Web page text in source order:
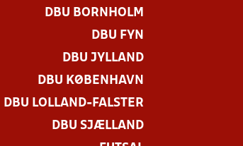
DBU BORNHOLM
DBU FYN
DBU JYLLAND
DBU KØBENHAVN
DBU LOLLAND-FALSTER
DBU SJÆLLAND